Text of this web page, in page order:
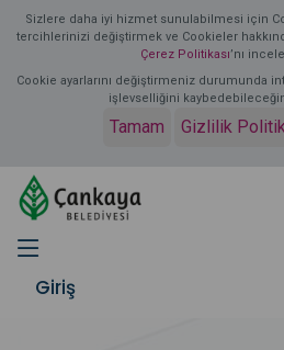
Sizlere daha iyi hizmet sunulabilmesi için
tercihlerinizi değiştirmek ve Cookieler
Çerez Politikası’nı
Cookie ayarlarını değiştirmeniz durumunda
işlevselliğini
Tamam Gizlilik
Giriş